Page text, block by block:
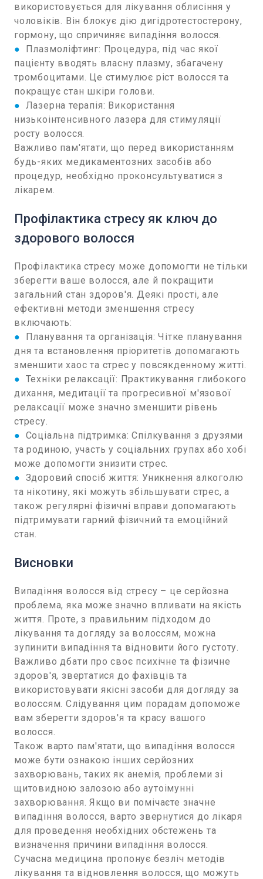
використовується для лікування облисіння у
чоловіків. Він блокує дію дигідротестостерону,
гормону, що спричиняє випадіння волосся.
●
Плазмоліфтинг: Процедура, під час якої
пацієнту вводять власну плазму, збагачену
тромбоцитами. Це стимулює ріст волосся та
покращує стан шкіри голови.
● Лазерна терапія: Використання
низькоінтенсивного лазера для стимуляції
росту волосся.
Важливо пам'ятати, що перед використанням
будь-яких медикаментозних засобів або
процедур, необхідно проконсультуватися з
лікарем.
Профілактика стресу як ключ до
здорового волосся
Профілактика стресу може допомогти не тільки
зберегти ваше волосся, але й покращити
загальний стан здоров'я. Деякі прості, але
ефективні методи зменшення стресу
включають:
●
Планування та організація: Чітке планування
дня та встановлення пріоритетів допомагають
зменшити хаос та стрес у повсякденному житті.
● Техніки релаксації: Практикування глибокого
дихання, медитації та прогресивної м'язової
релаксації може значно зменшити рівень
стресу.
● Соціальна підтримка: Спілкування з друзями
та родиною, участь у соціальних групах або хобі
може допомогти знизити стрес.
● Здоровий спосіб життя: Уникнення алкоголю
та нікотину, які можуть збільшувати стрес, а
також регулярні фізичні вправи допомагають
підтримувати гарний фізичний та емоційний
стан.
Висновки
Випадіння волосся від стресу – це серйозна
проблема, яка може значно впливати на якість
життя. Проте, з правильним підходом до
лікування та догляду за волоссям, можна
зупинити випадіння та відновити його густоту.
Важливо дбати про своє психічне та фізичне
здоров'я, звертатися до фахівців та
використовувати якісні засоби для догляду за
волоссям. Слідування цим порадам допоможе
вам зберегти здоров'я та красу вашого
волосся.
Також варто пам'ятати, що випадіння волосся
може бути ознакою інших серйозних
захворювань, таких як анемія, проблеми зі
щитовидною залозою або аутоімунні
захворювання. Якщо ви помічаєте значне
випадіння волосся, варто звернутися до лікаря
для проведення необхідних обстежень та
визначення причини випадіння волосся.
Сучасна медицина пропонує безліч методів
лікування та відновлення волосся, що можуть